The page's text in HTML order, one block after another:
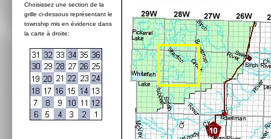
Choisissez une section de la
grille ci-dessous représentant le
township mis en évidence dans
la carte à droite: